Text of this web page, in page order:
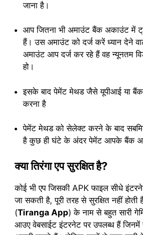
जाना है।
आप जितना भी अमाउंट बैंक अकाउंट में
हैं। उस अमाउंट को दर्ज करें ध्यान देने
अमाउंट आप दर्ज कर रहे हैं वह न्यूनतम
हो।
इसके बाद पेमेंट मेथड जैसे यूपीआई या
करना है
पेमेंट मेथड को सेलेक्ट करने के बाद
है कुछ ही घंटे के अंदर पेमेंट आपके बैंक
क्या तिरंगा एप सुरक्षित है?
कोई भी एप जिसकी APK फाइल सीधे
जा सकती है, पूरी तरह से सुरक्षित नहीं होती
(Tiranga App) के नाम से बहुत सारी
आउए वेबसाईट इंटरनेट पर उपलब्ध हैं